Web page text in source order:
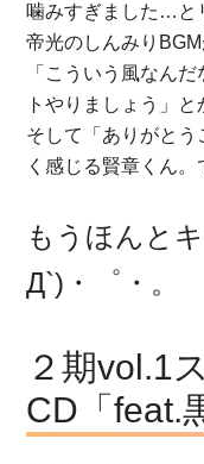
噛みすぎました…と
帝光のしんみり
「こういう風なん
トやりましょう」と
そして「ありがとう
く感じる賢章くん。
もうほんと
Д`)・゜・。
２期vol.1
CD「feat.